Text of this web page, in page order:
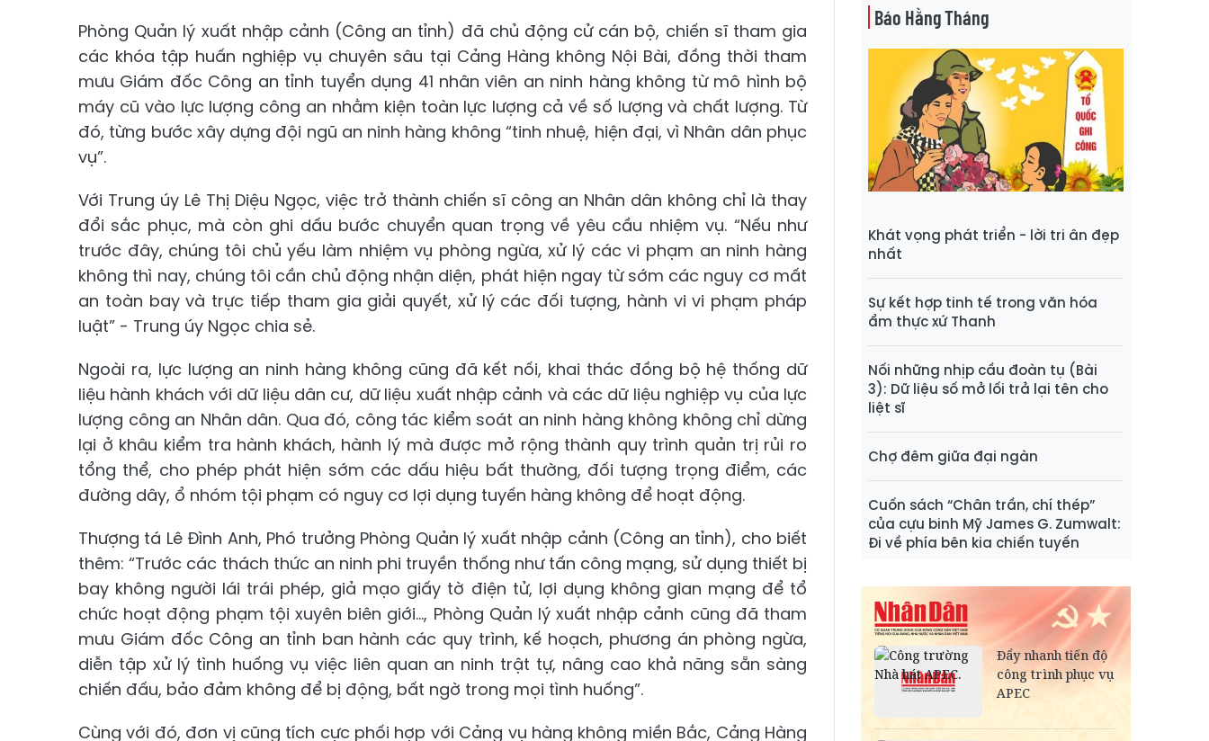
Phòng Quản lý xuất nhập cảnh (Công an tỉnh) đã chủ động cử cán bộ, chiến sĩ tham gia
các khóa tập huấn nghiệp vụ chuyên sâu tại Cảng Hàng không Nội Bài, đồng thời tham
mưu Giám đốc Công an tỉnh tuyển dụng 41 nhân viên an ninh hàng không từ mô hình bộ
máy cũ vào lực lượng công an nhằm kiện toàn lực lượng cả về số lượng và chất lượng. Từ
đó, từng bước xây dựng đội ngũ an ninh hàng không “tinh nhuệ, hiện đại, vì Nhân dân phục
vụ”.
Với Trung úy Lê Thị Diệu Ngọc, việc trở thành chiến sĩ công an Nhân dân không chỉ là thay
đổi sắc phục, mà còn ghi dấu bước chuyển quan trọng về yêu cầu nhiệm vụ. “Nếu như
trước đây, chúng tôi chủ yếu làm nhiệm vụ phòng ngừa, xử lý các vi phạm an ninh hàng
không thì nay, chúng tôi cần chủ động nhận diện, phát hiện ngay từ sớm các nguy cơ mất
an toàn bay và trực tiếp tham gia giải quyết, xử lý các đối tượng, hành vi vi phạm pháp
luật” - Trung úy Ngọc chia sẻ.
Ngoài ra, lực lượng an ninh hàng không cũng đã kết nối, khai thác đồng bộ hệ thống dữ
liệu hành khách với dữ liệu dân cư, dữ liệu xuất nhập cảnh và các dữ liệu nghiệp vụ của lực
lượng công an Nhân dân. Qua đó, công tác kiểm soát an ninh hàng không không chỉ dừng
lại ở khâu kiểm tra hành khách, hành lý mà được mở rộng thành quy trình quản trị rủi ro
tổng thể, cho phép phát hiện sớm các dấu hiệu bất thường, đối tượng trọng điểm, các
đường dây, ổ nhóm tội phạm có nguy cơ lợi dụng tuyến hàng không để hoạt động.
Thượng tá Lê Đình Anh, Phó trưởng Phòng Quản lý xuất nhập cảnh (Công an tỉnh), cho biết
thêm: “Trước các thách thức an ninh phi truyền thống như tấn công mạng, sử dụng thiết bị
bay không người lái trái phép, giả mạo giấy tờ điện tử, lợi dụng không gian mạng để tổ
chức hoạt động phạm tội xuyên biên giới..., Phòng Quản lý xuất nhập cảnh cũng đã tham
mưu Giám đốc Công an tỉnh ban hành các quy trình, kế hoạch, phương án phòng ngừa,
diễn tập xử lý tình huống vụ việc liên quan an ninh trật tự, nâng cao khả năng sẵn sàng
chiến đấu, bảo đảm không để bị động, bất ngờ trong mọi tình huống”.
Cùng với đó, đơn vị cũng tích cực phối hợp với Cảng vụ hàng không miền Bắc, Cảng Hàng
Báo Hằng Tháng
Khát vọng phát triển - lời tri ân đẹp
nhất
Sự kết hợp tinh tế trong văn hóa
ẩm thực xứ Thanh
Nối những nhịp cầu đoàn tụ (Bài
3): Dữ liệu số mở lối trả lại tên cho
liệt sĩ
Chợ đêm giữa đại ngàn
Cuốn sách “Chân trần, chí thép”
của cựu binh Mỹ James G. Zumwalt:
Đi về phía bên kia chiến tuyến